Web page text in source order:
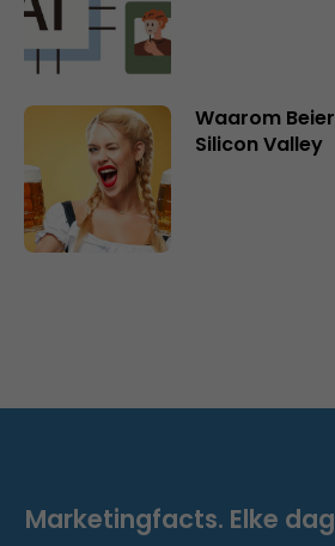
Waarom
Silicon Valley
Marketingfacts. Elke